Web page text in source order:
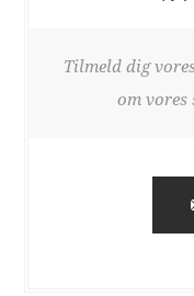
Tilmeld dig
om vores